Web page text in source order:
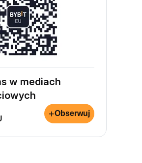
w mediach
+Obserwuj